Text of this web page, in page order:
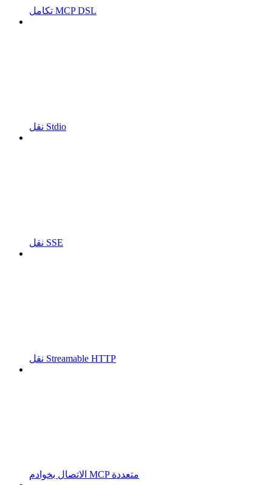
تكامل MCP DSL
نقل Stdio
نقل SSE
نقل Streamable HTTP
الاتصال بخوادم MCP متعددة